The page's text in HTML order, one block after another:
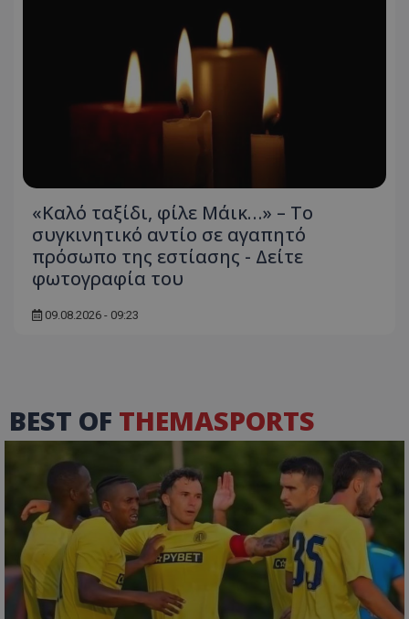
«Καλό ταξίδι, φίλε Μάικ…» – Το
συγκινητικό αντίο σε αγαπητό
πρόσωπο της εστίασης - Δείτε
φωτογραφία του
09.08.2026 - 09:23
BEST OF THEMASPORTS